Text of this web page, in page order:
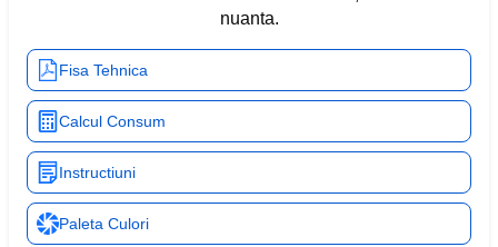
nuanta.
Fisa Tehnica
Calcul Consum
Instructiuni
Paleta Culori